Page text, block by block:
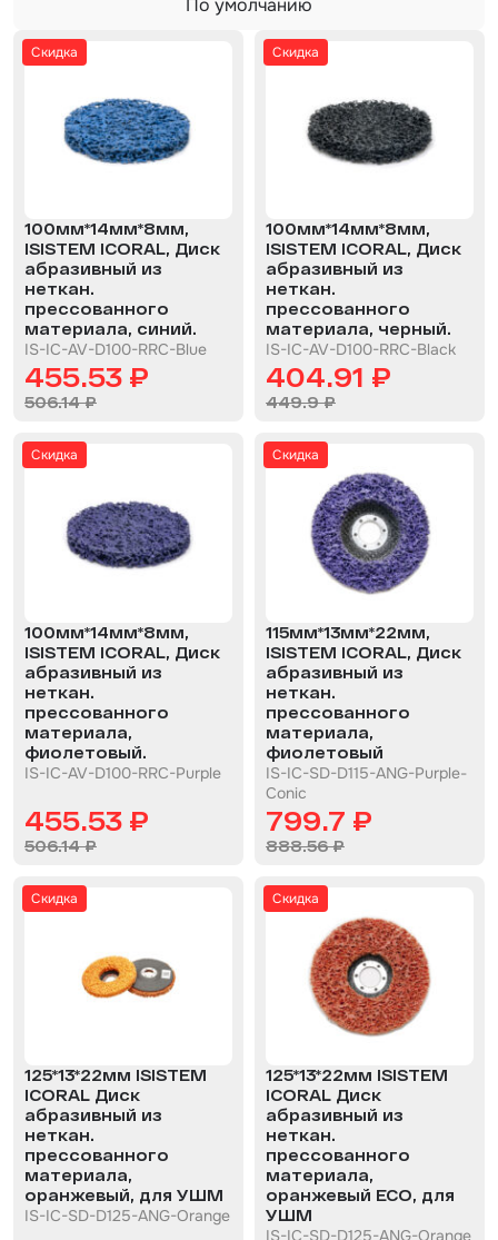
Биндер
Краскопульты и Аэрографы
Шлифовальные ленты
Аэрозольные продукты
Отрезные круги
Средства индивидуальной защиты
Протирочные материалы
Маскировочные материалы
Грунты
Оборудование шлифовальное
Подложка промежуточная
Ёмкость
Лаки
Автоэмали
По умолчанию
По умолчанию
По убыванию цены
Скидка
100мм*14мм*8мм,
ISISTEM ICORAL, Диск
абразивный из
неткан.
прессованного
материала, синий.
IS-IC-AV-D100-RRC-Blue
455.53 ₽
506.14 ₽
Скидка
100мм*14мм*8мм,
ISISTEM ICORAL, Диск
абразивный из
неткан.
прессованного
материала, черный.
IS-IC-AV-D100-RRC-Black
404.91 ₽
449.9 ₽
Скидка
100мм*14мм*8мм,
ISISTEM ICORAL, Диск
абразивный из
неткан.
прессованного
материала,
фиолетовый.
IS-IC-AV-D100-RRC-Purple
455.53 ₽
506.14 ₽
Скидка
115мм*13мм*22мм,
ISISTEM ICORAL, Диск
абразивный из
неткан.
прессованного
материала,
фиолетовый
IS-IC-SD-D115-ANG-Purple-
Conic
799.7 ₽
888.56 ₽
Скидка
125*13*22мм ISISTEM
ICORAL Диск
абразивный из
неткан.
прессованного
материала,
оранжевый, для УШМ
IS-IC-SD-D125-ANG-Orange
Скидка
125*13*22мм ISISTEM
ICORAL Диск
абразивный из
неткан.
прессованного
материала,
оранжевый ECO, для
УШМ
IS-IC-SD-D125-ANG-Orange